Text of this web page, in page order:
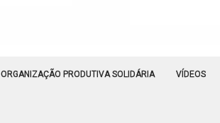
ORGANIZAÇÃO PRODUTIVA SOLIDÁRIA VÍDEOS